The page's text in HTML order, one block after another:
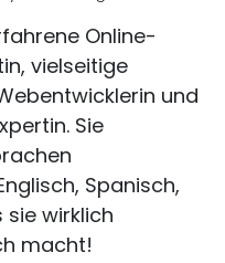
Online-
vielseitige
und
Sie
Spanisch,
wirklich
macht!